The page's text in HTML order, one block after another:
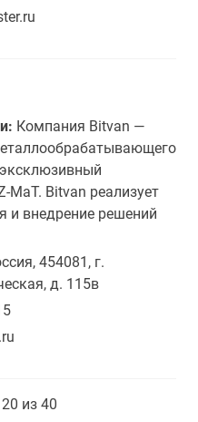
Компания Bitvan —
MaT. Bitvan реализует
и внедрение решений
454081, г.
д. 115в
из 40